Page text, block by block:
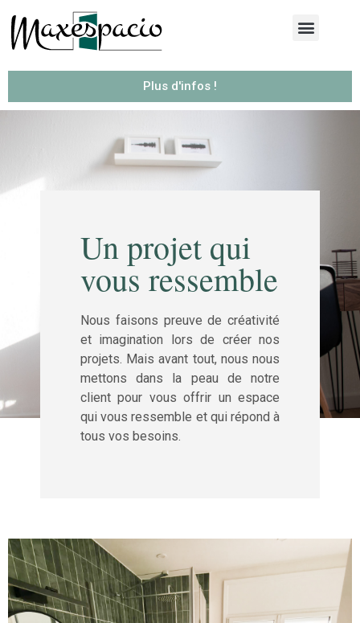
Plus d'infos !
Un projet qui
vous ressemble
Nous faisons preuve de créativité
et imagination lors de créer nos
projets. Mais avant tout, nous nous
mettons dans la peau de notre
client pour vous offrir un espace
qui vous ressemble et qui répond à
tous vos besoins.
Rénovation complète d’un appartement
2 chambres